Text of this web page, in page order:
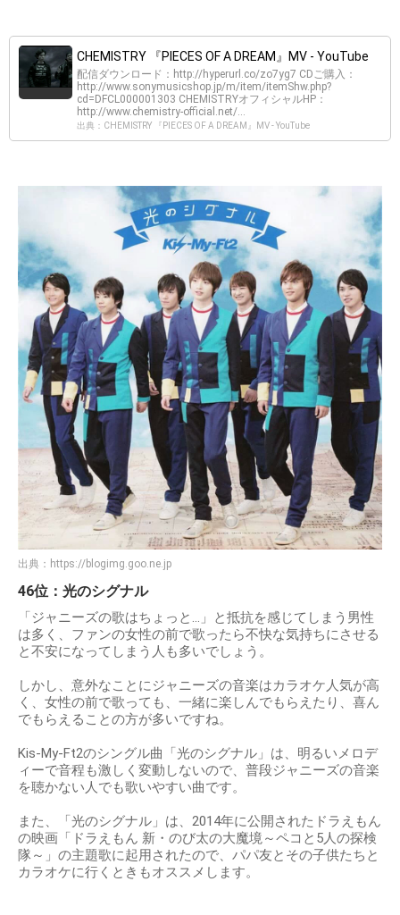
CHEMISTRY 『PIECES OF A DREAM』MV - YouTube
配信ダウンロード：http://hyperurl.co/zo7yg7 CDご購入：
http://www.sonymusicshop.jp/m/item/itemShw.php?
cd=DFCL000001303 CHEMISTRYオフィシャルHP：
http://www.chemistry-official.net/...
出典：CHEMISTRY 『PIECES OF A DREAM』MV - YouTube
出典： https://blogimg.goo.ne.jp
46位：光のシグナル
「ジャニーズの歌はちょっと…」と抵抗を感じてしまう男性
は多く、ファンの女性の前で歌ったら不快な気持ちにさせる
と不安になってしまう人も多いでしょう。
しかし、意外なことにジャニーズの音楽はカラオケ人気が高
く、女性の前で歌っても、一緒に楽しんでもらえたり、喜ん
でもらえることの方が多いですね。
Kis-My-Ft2のシングル曲「光のシグナル」は、明るいメロデ
ィーで音程も激しく変動しないので、普段ジャニーズの音楽
を聴かない人でも歌いやすい曲です。
また、「光のシグナル」は、2014年に公開されたドラえもん
の映画「ドラえもん 新・のび太の大魔境～ペコと5人の探検
隊～」の主題歌に起用されたので、パパ友とその子供たちと
カラオケに行くときもオススメします。